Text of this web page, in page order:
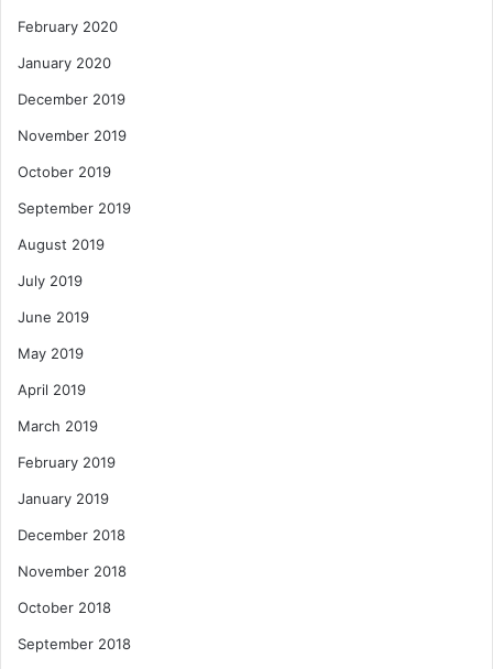
February 2020
January 2020
December 2019
November 2019
October 2019
September 2019
August 2019
July 2019
June 2019
May 2019
April 2019
March 2019
February 2019
January 2019
December 2018
November 2018
October 2018
September 2018